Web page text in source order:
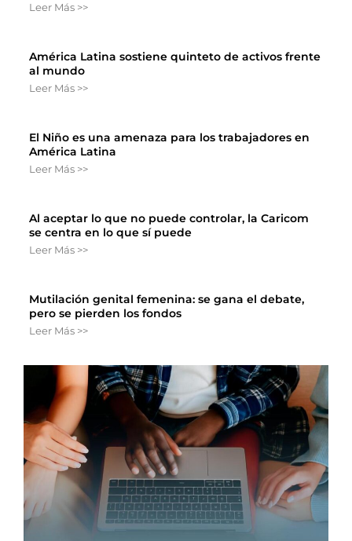
Leer Más >>
América Latina sostiene quinteto de activos frente
al mundo
Leer Más >>
El Niño es una amenaza para los trabajadores en
América Latina
Leer Más >>
Al aceptar lo que no puede controlar, la Caricom
se centra en lo que sí puede
Leer Más >>
Mutilación genital femenina: se gana el debate,
pero se pierden los fondos
Leer Más >>